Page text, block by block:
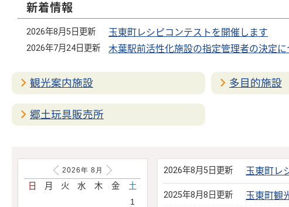
新着情報
2026年8月5日更新 玉東町レシピコンテストを開催します
2026年7月24日更新 木葉駅前活性化施設の指定管理者の決定に
観光案内施設 多目的施設
郷土玩具販売所
2026年8月5日更新 玉東町レ
2025年8月8日更新 玉東町観
2026年 8 月
日 月 火 水 木 金 土
1